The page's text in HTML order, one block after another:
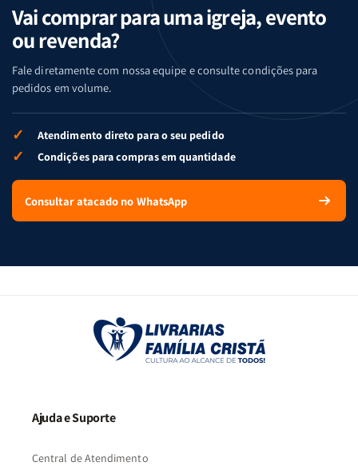
Vai comprar para uma igreja, evento
ou revenda?
Fale diretamente com nossa equipe e consulte condições para
pedidos em volume.
✓ Atendimento direto para o seu pedido
✓ Condições para compras em quantidade
Consultar atacado no WhatsApp
Ajuda e Suporte
Central de Atendimento